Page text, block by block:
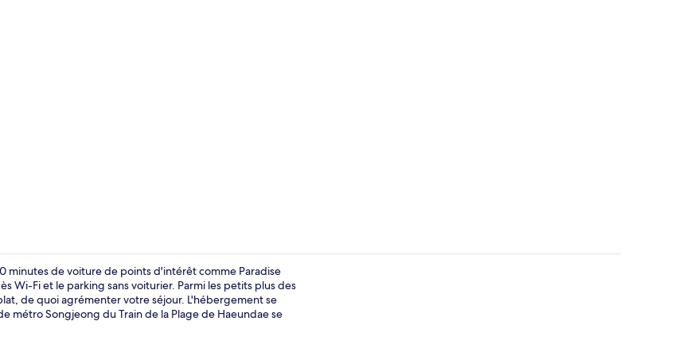
Télévision à écran plat
minutes de voiture de points d'intérêt comme Paradise
Wi-Fi et le parking sans voiturier. Parmi les petits plus des
de quoi agrémenter votre séjour. L'hébergement se
métro Songjeong du Train de la Plage de Haeundae se